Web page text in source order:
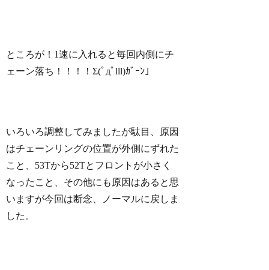
ところが！1速に入れると毎回内側にチ
ェーン落ち！！！！Σ(ﾟдﾟlll)ｶﾞｰﾝ」
いろいろ調整してみましたが駄目、原因
はチェーンリングの位置が外側にずれた
こと、53Tから52Tとフロントが小さく
なったこと、その他にも原因はあると思
いますが今回は断念、ノーマルに戻しま
した。